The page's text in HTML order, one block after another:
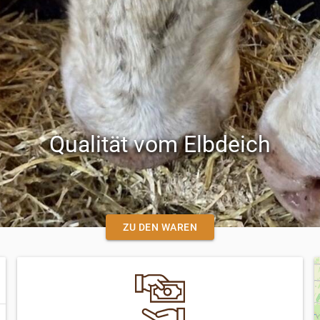
Qualität vom Elbdeich
ZU DEN WAREN